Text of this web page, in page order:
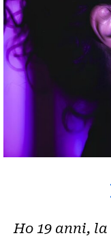
Ho 19 anni,